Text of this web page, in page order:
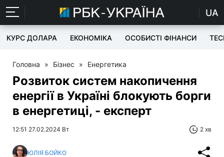
UA
КУРС ДОЛАРА ЕКОНОМІКА ОСОБИСТІ ФІНАНСИ
Головна » Бізнес » Енергетика
Розвиток систем накопичення
енергії в Україні блокують борги
в енергетиці, - експерт
12:51 27.02.2024 Вт 2 хв
ЮЛІЯ БОЙКО